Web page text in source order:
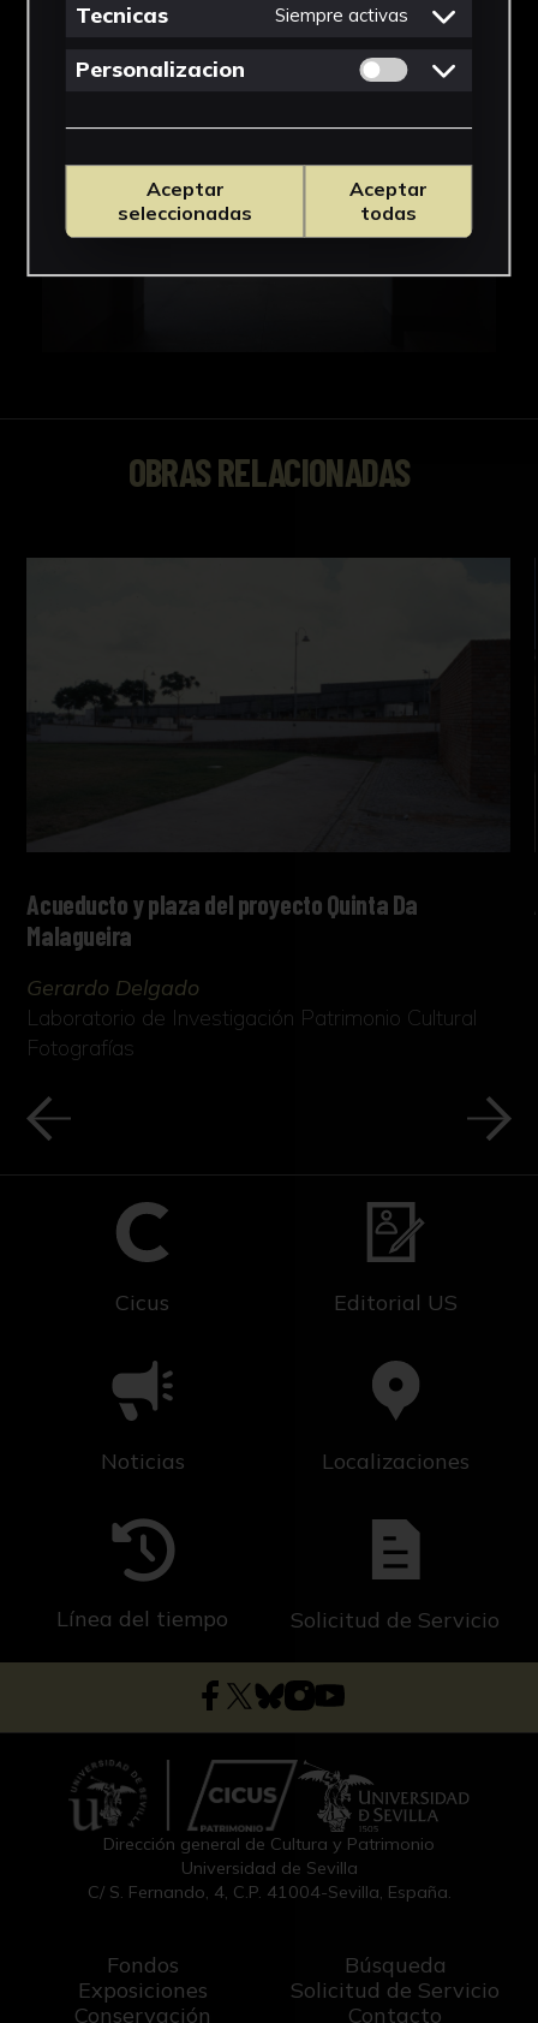
OBRAS RELACIONADAS
Acueducto y plaza del proyecto Quinta Da
Malagueira
Gerardo Delgado
Laboratorio de Investigación Patrimonio Cultural
Fotografías
Cicus Editorial US
Noticias Localizaciones
Línea del tiempo Solicitud de Servicio
Dirección general de Cultura y Patrimonio
Universidad de Sevilla
C/ S. Fernando, 4, C.P. 41004-Sevilla, España.
Fondos
Exposiciones
Conservación
Búsqueda
Solicitud de Servicio
Contacto
Tecnicas Siempre activas
Personalizacion Permitir cookies
Aceptar
seleccionadas
Aceptar
todas